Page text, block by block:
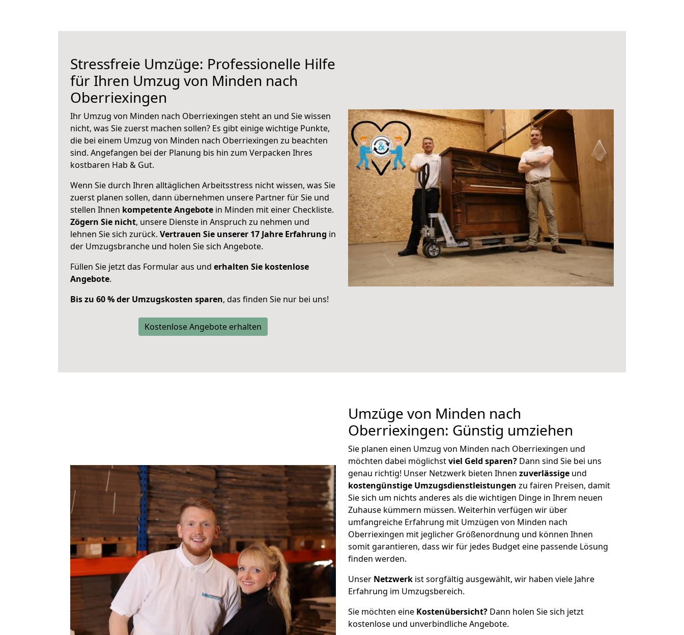
Stressfreie Umzüge: Professionelle Hilfe
für Ihren Umzug von Minden nach
Oberriexingen
Ihr Umzug von Minden nach Oberriexingen steht an und Sie wissen
nicht, was Sie zuerst machen sollen? Es gibt einige wichtige Punkte,
die bei einem Umzug von Minden nach Oberriexingen zu beachten
sind. Angefangen bei der Planung bis hin zum Verpacken Ihres
kostbaren Hab & Gut.
Wenn Sie durch Ihren alltäglichen Arbeitsstress nicht wissen, was Sie
zuerst planen sollen, dann übernehmen unsere Partner für Sie und
stellen Ihnen kompetente Angebote in Minden mit einer Checkliste.
Zögern Sie nicht, unsere Dienste in Anspruch zu nehmen und
lehnen Sie sich zurück. Vertrauen Sie unserer 17 Jahre Erfahrung in
der Umzugsbranche und holen Sie sich Angebote.
Füllen Sie jetzt das Formular aus und erhalten Sie kostenlose
Angebote.
Bis zu 60 % der Umzugskosten sparen, das finden Sie nur bei uns!
Kostenlose Angebote erhalten
Umzüge von Minden nach
Oberriexingen: Günstig umziehen
Sie planen einen Umzug von Minden nach Oberriexingen und
möchten dabei möglichstviel Geld sparen? Dann sind Sie bei uns
genau richtig! Unser Netzwerk bieten Ihnen zuverlässige und
kostengünstige Umzugsdienstleistungen zu fairen Preisen, damit
Sie sich um nichts anderes als die wichtigen Dinge in Ihrem neuen
Zuhause kümmern müssen. Weiterhin verfügen wir über
umfangreiche Erfahrung mit Umzügen von Minden nach
Oberriexingen mit jeglicher Größenordnung und können Ihnen
somit garantieren, dass wir für jedes Budget eine passende Lösung
finden werden.
Unser Netzwerk ist sorgfältig ausgewählt, wir haben viele Jahre
Erfahrung im Umzugsbereich.
Sie möchten eine Kostenübersicht? Dann holen Sie sich jetzt
kostenlose und unverbindliche Angebote.